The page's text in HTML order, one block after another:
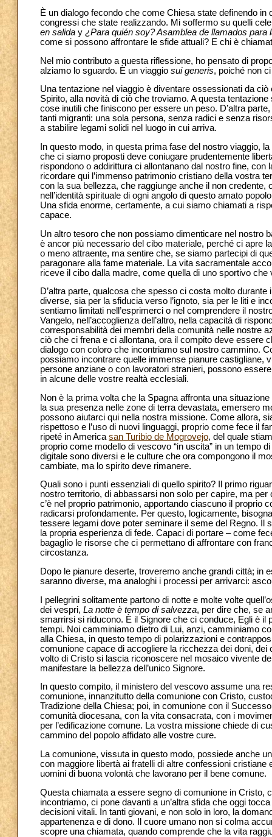
È un dialogo fecondo che come Chiesa state definendo
congressi che state realizzando. Mi soffermo su quelli
en salida y ¿Para quién soy? Asamblea de llamados para
come si possono affrontare le sfide attuali? E chi è
Nel mio contributo a questa riflessione, ho pensato di
alziamo lo sguardo. È un viaggio sui generis, poiché non
Una tentazione nel viaggio è diventare ossessionati da
Spirito, alla novità di ciò che troviamo. A questa
cose inutili che finiscono per essere un peso. D’altra
tanti migranti: una sola persona, senza radici e senza
a stabilire legami solidi nel luogo in cui arriva.
In questo modo, in questa prima fase del nostro viaggio,
che ci siamo proposti deve coniugare prudentemente
rispondono o addirittura ci allontanano dal nostro fine,
ricordare qui l’immenso patrimonio cristiano della vostra
con la sua bellezza, che raggiunge anche il non
nell’identità spirituale di ogni angolo di questo amato
Una sfida enorme, certamente, a cui siamo chiamati a
capace.
Un altro tesoro che non possiamo dimenticare nel nostro
è ancor più necessario del cibo materiale, perché ci apre
o meno attraente, ma sentire che, se siamo partecipi di
paragonare alla fame materiale. La vita sacramentale
riceve il cibo dalla madre, come quella di uno sportivo
D’altra parte, qualcosa che spesso ci costa molto
diverse, sia per la sfiducia verso l’ignoto, sia per le liti e
sentiamo limitati nell’esprimerci o nel comprendere il
Vangelo, nell’accoglienza dell’altro, nella capacità di
corresponsabilità dei membri della comunità nelle nostre
ciò che ci frena e ci allontana, ora il compito deve essere
dialogo con coloro che incontriamo sul nostro cammino.
possiamo incontrare quelle immense pianure castigliane,
persone anziane o con lavoratori stranieri, possono
in alcune delle vostre realtà ecclesiali.
Non è la prima volta che la Spagna affronta una
la sua presenza nelle zone di terra devastata, emersero
possono aiutarci qui nella nostra missione. Come allora,
rispettoso e l’uso di nuovi linguaggi, proprio come fece il
ripeté in America san Turibio de Mogrovejo, del quale
proprio come modello di vescovo “in uscita” in un tempo
digitale sono diversi e le culture che ora compongono il
cambiate, ma lo spirito deve rimanere.
Quali sono i punti essenziali di quello spirito? Il primo
nostro territorio, di abbassarsi non solo per capire, ma
c’è nel proprio patrimonio, apportando ciascuno il proprio
radicarsi profondamente. Per questo, logicamente,
tessere legami dove poter seminare il seme del Regno.
la propria esperienza di fede. Capaci di portare – come
bagaglio le risorse che ci permettano di affrontare con
circostanza.
Dopo le pianure deserte, troveremo anche grandi città; in
saranno diverse, ma analoghi i processi per arrivarci:
I pellegrini solitamente partono di notte e molte volte
dei vespri, La notte è tempo di salvezza, per dire che, se
smarrirsi si riducono. È il Signore che ci conduce, Egli è il
tempi. Noi camminiamo dietro di Lui, anzi, camminiamo
alla Chiesa, in questo tempo di polarizzazioni e
comunione capace di accogliere la ricchezza dei doni,
volto di Cristo si lascia riconoscere nel mosaico vivente
manifestare la bellezza dell’unico Signore.
In questo compito, il ministero del vescovo assume una
comunione, innanzitutto della comunione con Cristo,
Tradizione della Chiesa; poi, in comunione con il
comunità diocesana, con la vita consacrata, con i
per l’edificazione comune. La vostra missione chiede di
cammino del popolo affidato alle vostre cure.
La comunione, vissuta in questo modo, possiede anche
con maggiore libertà ai fratelli di altre confessioni
uomini di buona volontà che lavorano per il bene comune.
Questa chiamata a essere segno di comunione in Cristo,
incontriamo, ci pone davanti a un’altra sfida che oggi
decisioni vitali. In tanti giovani, e non solo in loro, la
appartenenza e di dono. Il cuore umano non si colma
scopre una chiamata, quando comprende che la vita